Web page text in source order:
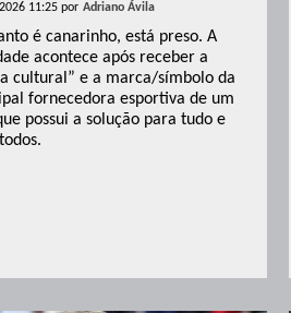
11:25 por Adriano Ávila
é canarinho, está preso. A
acontece após receber a
cultural” e a marca/símbolo da
fornecedora esportiva de um
possui a solução para tudo e